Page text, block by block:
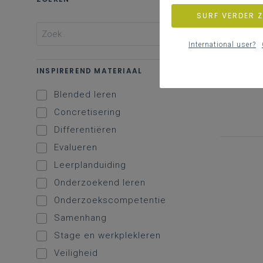
INSPIREREND MATERIAAL
Blended leren
Concretisering
Differentiëren
Evalueren
Leerplanduiding
Onderzoekend leren
Onderzoekscompetentie
Samenhang
Stage en werkplekleren
Veiligheid
SURF VERDER
International user?